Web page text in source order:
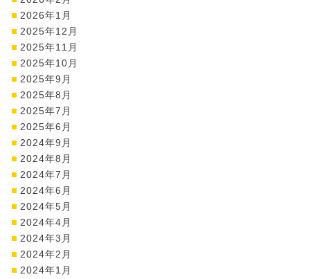
2026年1月
2025年12月
2025年11月
2025年10月
2025年9月
2025年8月
2025年7月
2025年6月
2024年9月
2024年8月
2024年7月
2024年6月
2024年5月
2024年4月
2024年3月
2024年2月
2024年1月